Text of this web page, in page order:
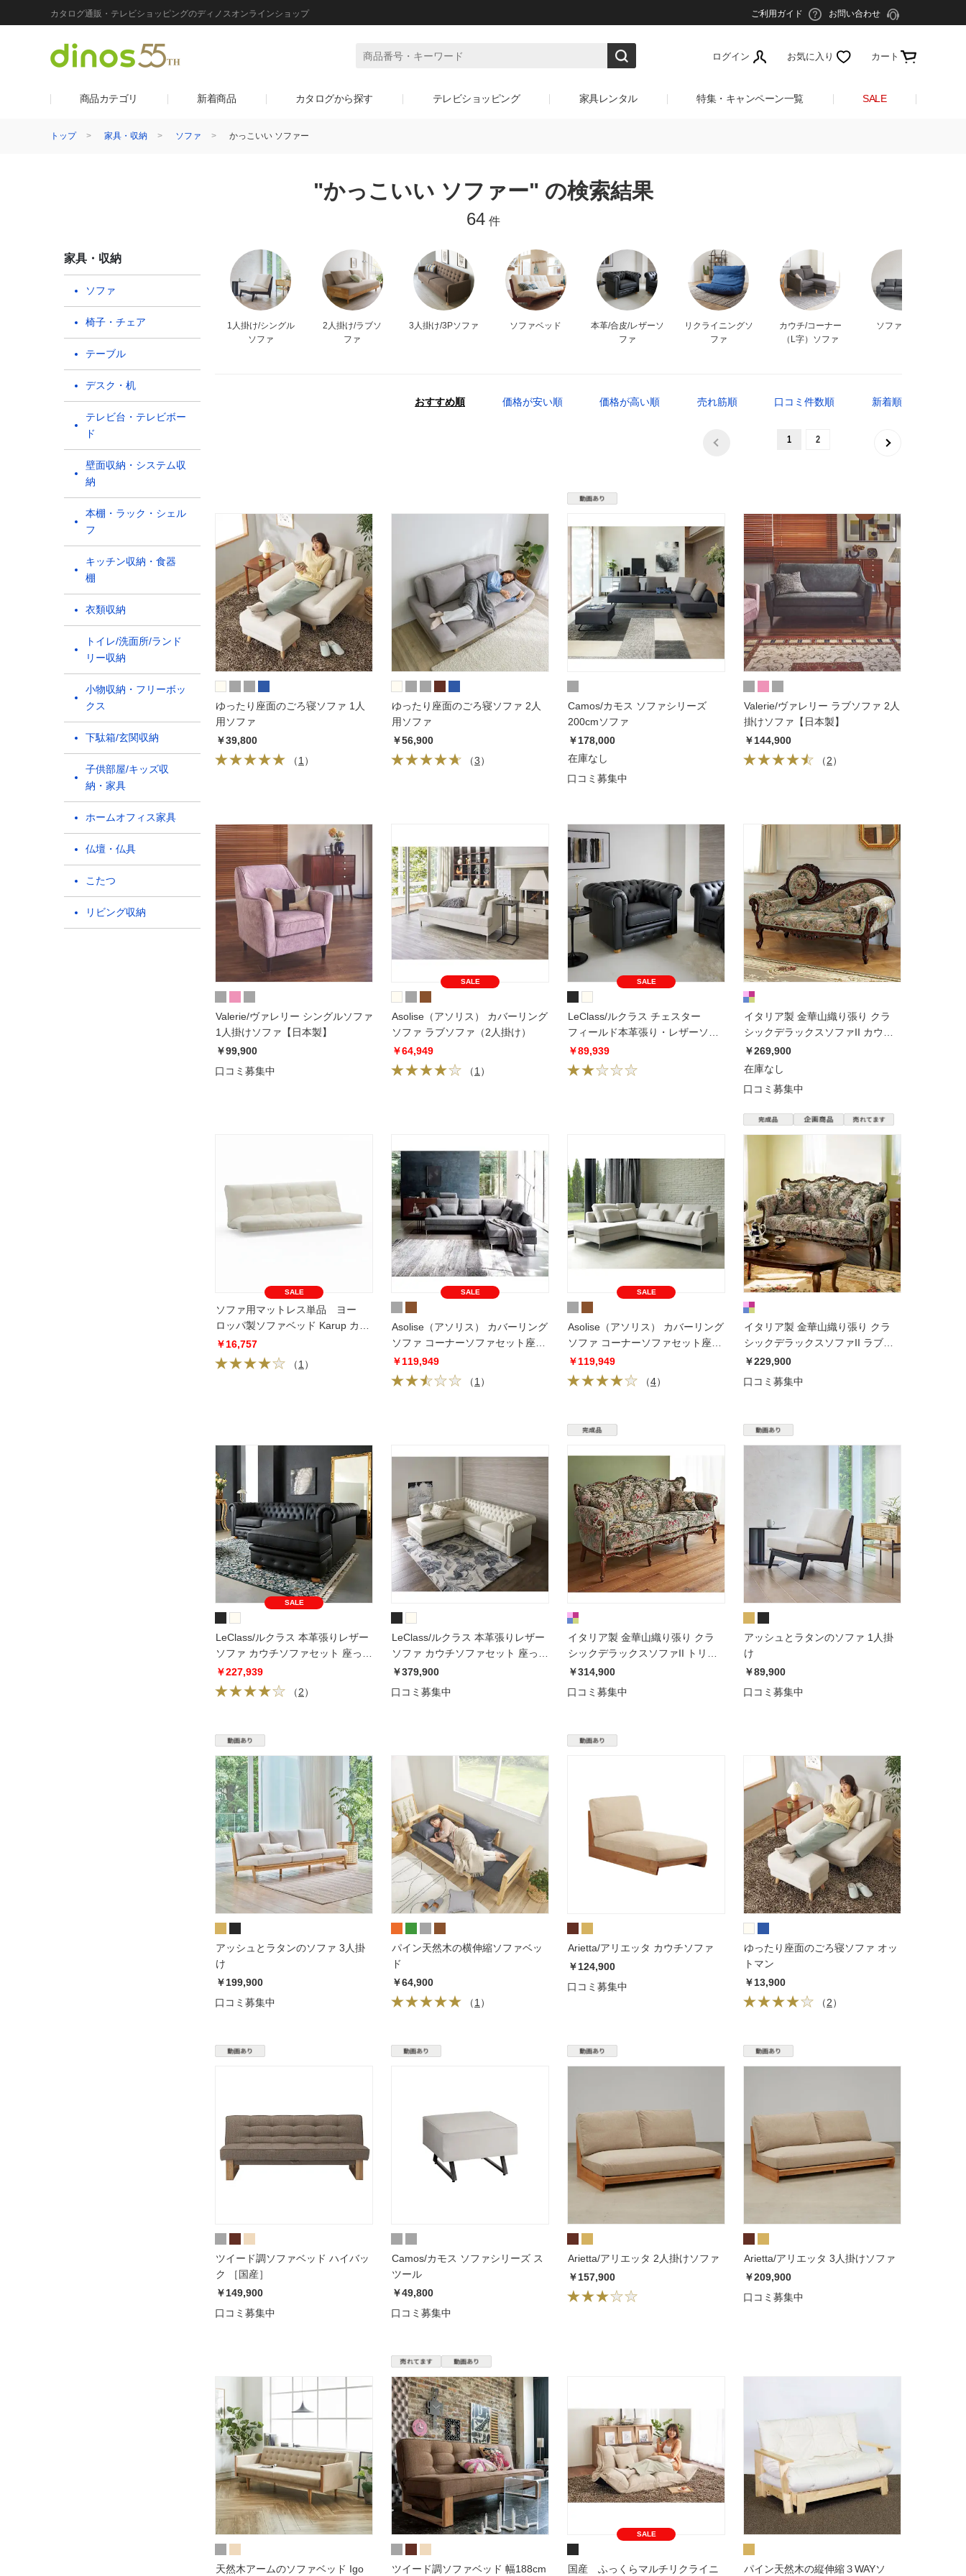
カタログ通販・テレビショッピングのディノスオンラインショップ ご利用ガイド お問い合わせ
ログイン お気に入り カート
商品カテゴリ 新着商品 カタログから探す テレビショッピング 家具レンタル 特集・キャンペーン一覧 SALE
トップ 家具・収納 ソファ かっこいい ソファー
"かっこいい ソファー" の検索結果
64 件
家具・収納
ソファ
椅子・チェア
テーブル
デスク・机
テレビ台・テレビボー
ド
壁面収納・システム収
納
本棚・ラック・シェル
フ
キッチン収納・食器
棚
衣類収納
トイレ/洗面所/ランド
リー収納
小物収納・フリーボッ
クス
下駄箱/玄関収納
子供部屋/キッズ収
納・家具
ホームオフィス家具
仏壇・仏具
こたつ
リビング収納
1人掛け/シングル
ソファ
2人掛け/ラブソ
ファ
3人掛け/3Pソファ ソファベッド
本革/合皮/レザーソ
ファ
リクライニングソ
ファ
カウチ/コーナー
（L字）ソファ
ソファセット
おすすめ順 価格が安い順 価格が高い順 売れ筋順 口コミ件数順 新着順
1 2
ゆったり座面のごろ寝ソファ 1人
用ソファ
￥39,800
（1 ）
ゆったり座面のごろ寝ソファ 2人
用ソファ
￥56,900
（3）
Camos/カモス ソファシリーズ
200cmソファ
￥178,000
在庫なし
口コミ募集中
Valerie/ヴァレリー ラブソファ 2人
掛けソファ【日本製】
￥144,900
（2）
Valerie/ヴァレリー シングルソファ
1人掛けソファ【日本製】
￥99,900
口コミ募集中
SALE
Asolise（アソリス） カバーリング
ソファ ラブソファ（2人掛け）
￥64,949
（1 ）
SALE
LeClass/ルクラス チェスター
フィールド本革張り・レザーソ
ファ シングルソファ 1掛けソファ
幅113cm
￥89,939
イタリア製 金華山織り張り クラ
シックデラックスソファII カウチ
ソファ
￥269,900
在庫なし
口コミ募集中
SALE
ソファ用マットレス単品 ヨー
ロッパ製ソファベッド Karup カー
ラップ
￥16,757
（1 ）
SALE
Asolise（アソリス） カバーリング
ソファ コーナーソファセット座っ
て左
￥119,949
（1 ）
SALE
Asolise（アソリス） カバーリング
ソファ コーナーソファセット座っ
て右
￥119,949
（4）
イタリア製 金華山織り張り クラ
シックデラックスソファII ラブソ
ファ（２人掛け）
￥229,900
口コミ募集中
SALE
LeClass/ルクラス 本革張りレザー
ソファ カウチソファセット 座って
左カウチ
￥227,939
（2）
LeClass/ルクラス 本革張りレザー
ソファ カウチソファセット 座って
右カウチ
￥379,900
口コミ募集中
イタリア製 金華山織り張り クラ
シックデラックスソファII トリプ
ルソファ（３人掛け）
￥314,900
口コミ募集中
アッシュとラタンのソファ 1人掛
け
￥89,900
口コミ募集中
アッシュとラタンのソファ 3人掛
け
￥199,900
口コミ募集中
パイン天然木の横伸縮ソファベッ
ド
￥64,900
（1 ）
Arietta/アリエッタ カウチソファ
￥124,900
口コミ募集中
ゆったり座面のごろ寝ソファ オッ
トマン
￥13,900
（2）
ツイード調ソファベッド ハイバッ
ク ［国産］
￥149,900
口コミ募集中
Camos/カモス ソファシリーズ ス
ツール
￥49,800
口コミ募集中
Arietta/アリエッタ 2人掛けソファ
￥157,900
Arietta/アリエッタ 3人掛けソファ
￥209,900
口コミ募集中
天然木アームのソファベッド Igo ツイード調ソファベッド 幅188cm
SALE
国産 ふっくらマルチリクライニ パイン天然木の縦伸縮３WAYソ